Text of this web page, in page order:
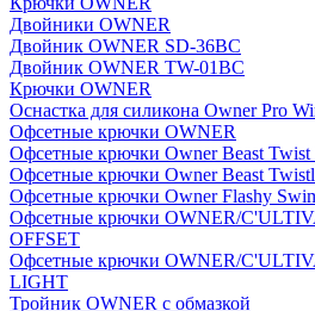
Двойники OWNER
Двойник OWNER SD-36BC
Двойник OWNER TW-01BC
Крючки OWNER
Оснастка для силикона Owner Pro
Офсетные крючки OWNER
Офсетные крючки Owner Beast
Офсетные крючки Owner Beast
Офсетные крючки Owner Flashy
Офсетные крючки OWNER/
OFFSET
Офсетные крючки OWNER/
LIGHT
Тройник OWNER с обмазкой